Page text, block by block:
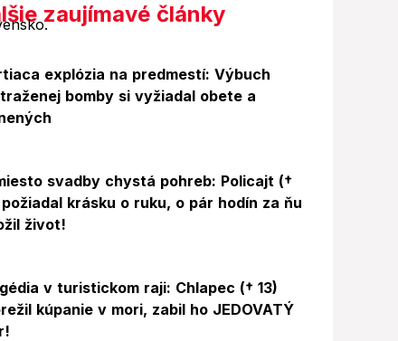
zaujímavé články
explózia na predmestí: Výbuch
bomby si vyžiadal obete a
svadby chystá pohreb: Policajt (†
krásku o ruku, o pár hodín za ňu
život!
v turistickom raji: Chlapec († 13)
kúpanie v mori, zabil ho JEDOVATÝ